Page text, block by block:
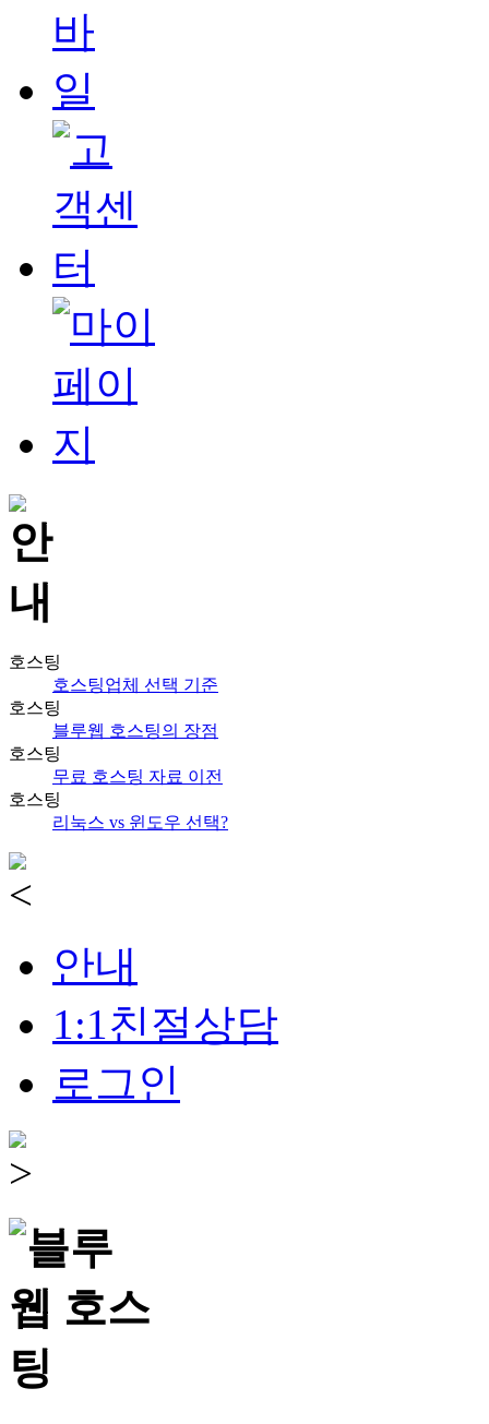
호스팅
호스팅업체 선택 기준
호스팅
블루웹 호스팅의 장점
호스팅
무료 호스팅 자료 이전
호스팅
리눅스 vs 윈도우 선택?
안내
1:1친절상담
로그인